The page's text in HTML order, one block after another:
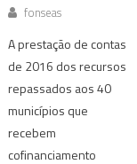
fonseas
A prestação de contas
de 2016 dos recursos
repassados aos 40
municípios que
recebem
cofinanciamento